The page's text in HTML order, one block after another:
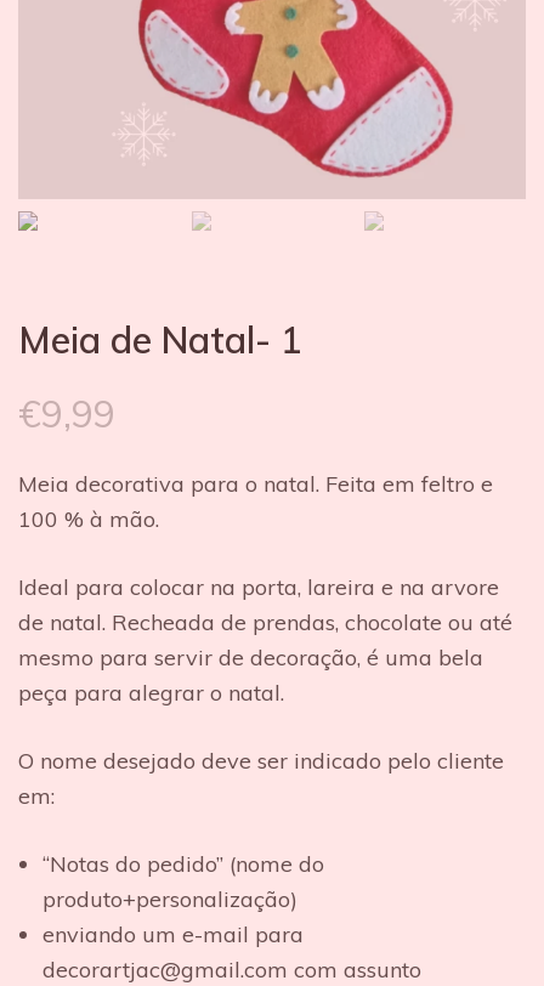
Meia de Natal- 1
€9,99
Meia decorativa para o natal. Feita em feltro e
100 % à mão.
Ideal para colocar na porta, lareira e na arvore
de natal. Recheada de prendas, chocolate ou até
mesmo para servir de decoração, é uma bela
peça para alegrar o natal.
O nome desejado deve ser indicado pelo cliente
em:
“Notas do pedido” (nome do
produto+personalização)
enviando um e-mail para
decorartjac@gmail.com com assunto